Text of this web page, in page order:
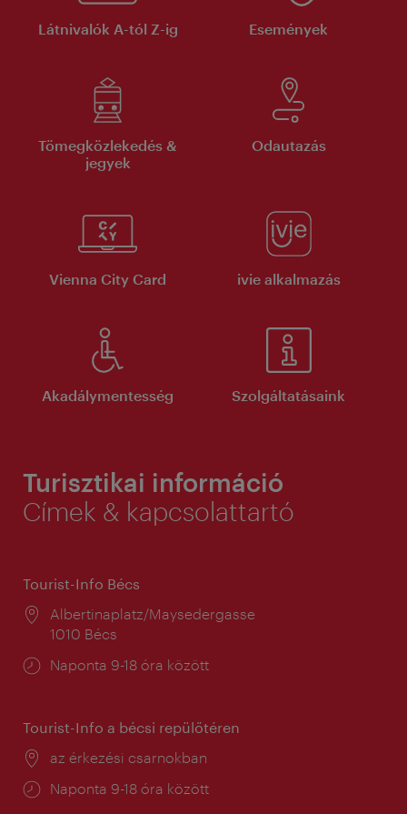
Látnivalók A-tól Z-ig Események
Tömegközlekedés &
jegyek
Odautazás
Vienna City Card ivie alkalmazás
Akadálymentesség Szolgáltatásaink
Turisztikai információ
Címek & kapcsolattartó
Tourist-Info Bécs
Helyszín:
Albertinaplatz/Maysedergasse
1010 Bécs
Nyitva
Naponta 9-18 óra között
Tourist-Info a bécsi repülőtéren
Helyszín:
az érkezési csarnokban
Nyitva
Naponta 9-18 óra között